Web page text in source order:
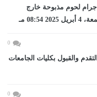
ضبط ١٨٥ كيلو جرام لحوم مذبوحة خارج
مـ
0
2026.. طريقة التقدم والقبول بكليات الجامعات
0